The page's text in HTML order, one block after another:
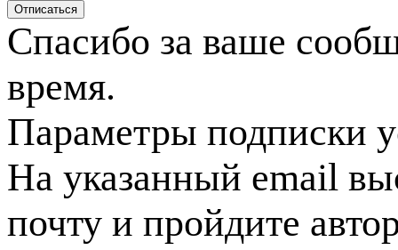
Спасибо за ваше
время.
Параметры подписки
На указанный email
почту и пройдите